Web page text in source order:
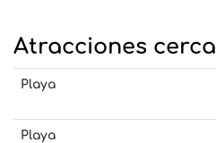
Atracciones
Playa
Playa